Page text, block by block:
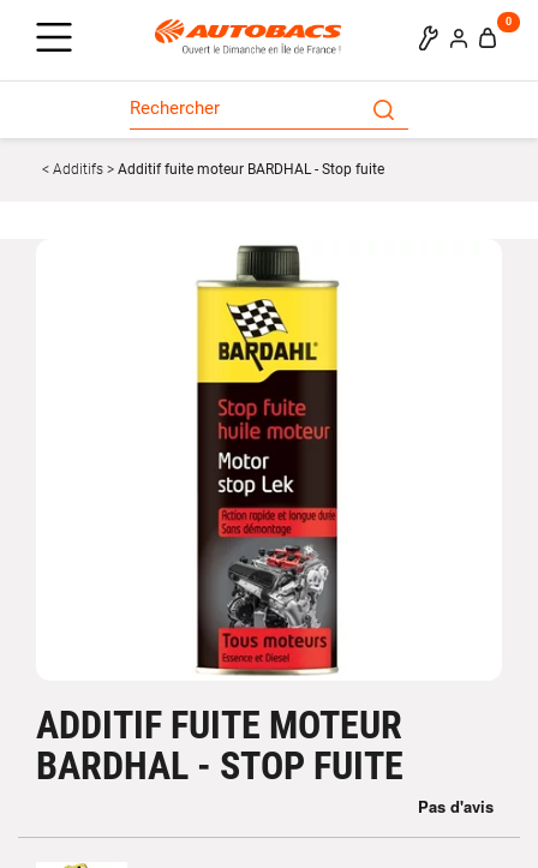
0
Additifs Additif fuite moteur BARDHAL - Stop fuite
ADDITIF FUITE MOTEUR
BARDHAL - STOP FUITE